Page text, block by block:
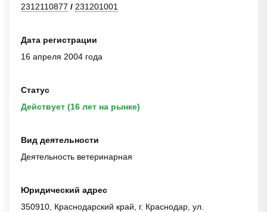
2312110877 / 231201001
Дата регистрации
16 апреля 2004 года
Статус
Действует (16 лет на рынке)
Вид деятельности
Деятельность ветеринарная
Юридический адрес
350910, Краснодарский край, г. Краснодар, ул.